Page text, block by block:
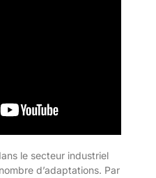
le secteur industriel
d’adaptations. Par